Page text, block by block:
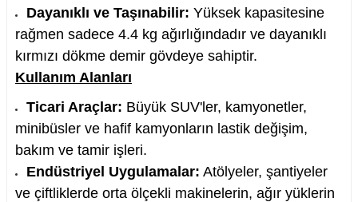
ve Lehim Teli
Dayanıklı ve Taşınabilir: Yüksek kapasitesine
rağmen sadece 4.4 kg ağırlığındadır ve dayanıklı
kırmızı dökme demir gövdeye sahiptir.
Kullanım Alanları
Ticari Araçlar: Büyük SUV'ler, kamyonetler,
minibüsler ve hafif kamyonların lastik değişim,
bakım ve tamir işleri.
Endüstriyel Uygulamalar: Atölyeler, şantiyeler
ve çiftliklerde orta ölçekli makinelerin, ağır yüklerin